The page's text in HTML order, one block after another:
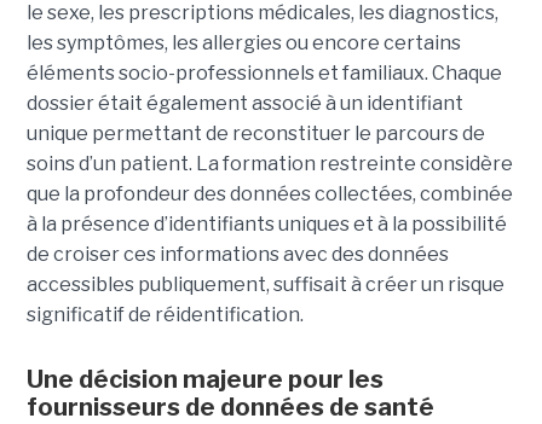
le sexe, les prescriptions médicales, les diagnostics,
les symptômes, les allergies ou encore certains
éléments socio-professionnels et familiaux. Chaque
dossier était également associé à un identifiant
unique permettant de reconstituer le parcours de
soins d’un patient. La formation restreinte considère
que la profondeur des données collectées, combinée
à la présence d’identifiants uniques et à la possibilité
de croiser ces informations avec des données
accessibles publiquement, suffisait à créer un risque
significatif de réidentification.
Une décision majeure pour les
fournisseurs de données de santé